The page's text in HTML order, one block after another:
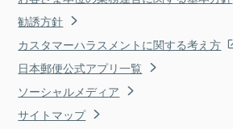
勧誘方針
カスタマーハラスメントに関する考え方
日本郵便公式アプリ一覧
ソーシャルメディア
サイトマップ